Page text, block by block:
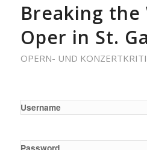
Breaking the
Oper in St.
OPERN- UND
Username
Password